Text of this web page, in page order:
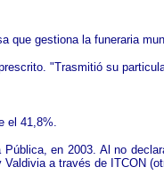
que gestiona la funeraria
"Trasmitió su
el 41,8%.
en 2003. Al no
a través de ITCON